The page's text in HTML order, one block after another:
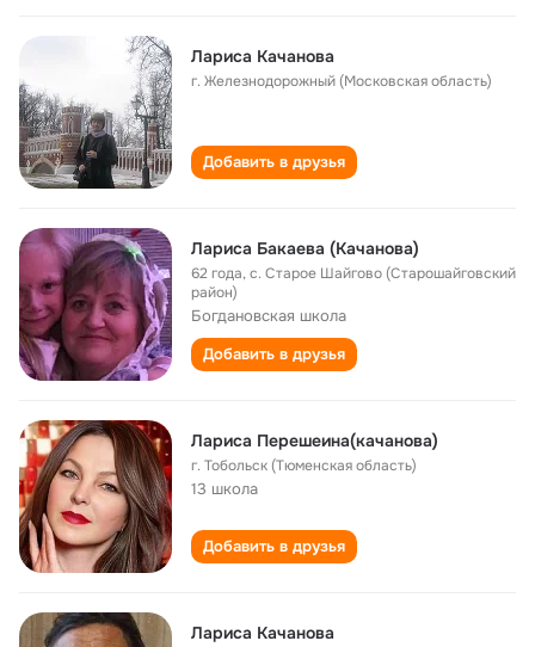
Лариса Качанова
г. Железнодорожный (Московская область)
Добавить в друзья
Лариса Бакаева (Качанова)
62 года,с. Старое Шайгово (Старошайговский
район)
Богдановская школа
Добавить в друзья
Лариса Перешеина(качанова)
г. Тобольск (Тюменская область)
13 школа
Добавить в друзья
Лариса Качанова